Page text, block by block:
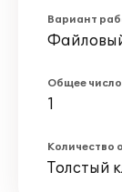
Вариант
Общее
1
Количество
Толстый